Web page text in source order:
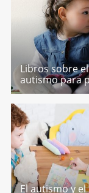
Libros sobre el
autismo para
El autismo y el